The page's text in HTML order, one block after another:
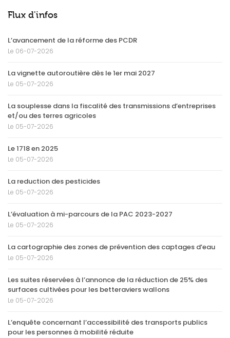
Flux d'infos
L’avancement de la réforme des PCDR
Le 06-07-2026
La vignette autoroutière dès le 1er mai 2027
Le 05-07-2026
La souplesse dans la fiscalité des transmissions d’entreprises
et/ou des terres agricoles
Le 05-07-2026
Le 1718 en 2025
Le 05-07-2026
La reduction des pesticides
Le 05-07-2026
L’évaluation à mi-parcours de la PAC 2023-2027
Le 05-07-2026
La cartographie des zones de prévention des captages d’eau
Le 05-07-2026
Les suites réservées à l’annonce de la réduction de 25% des
surfaces cultivées pour les betteraviers wallons
Le 05-07-2026
L’enquête concernant l’accessibilité des transports publics
pour les personnes à mobilité réduite